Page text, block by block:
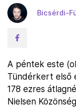
Bicsérdi-
A péntek este
Tündérkert első
178 ezres
Nielsen